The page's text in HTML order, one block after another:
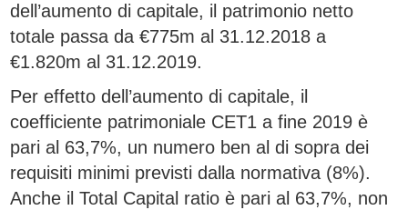
dell’aumento di capitale, il patrimonio netto
totale passa da €775m al 31.12.2018 a
€1.820m al 31.12.2019.
Per effetto dell’aumento di capitale, il
coefficiente patrimoniale CET1 a fine 2019 è
pari al 63,7%, un numero ben al di sopra dei
requisiti minimi previsti dalla normativa (8%).
Anche il Total Capital ratio è pari al 63,7%, non